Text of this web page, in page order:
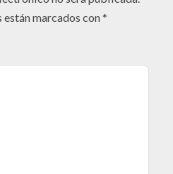
marcados con*